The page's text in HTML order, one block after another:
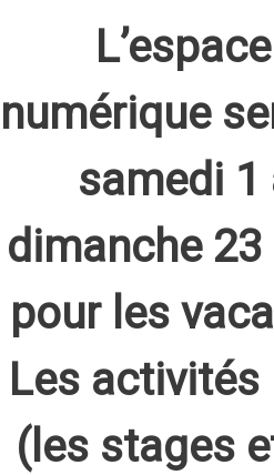
numérique
samedi 1
dimanche
pour les
Les
(les stages